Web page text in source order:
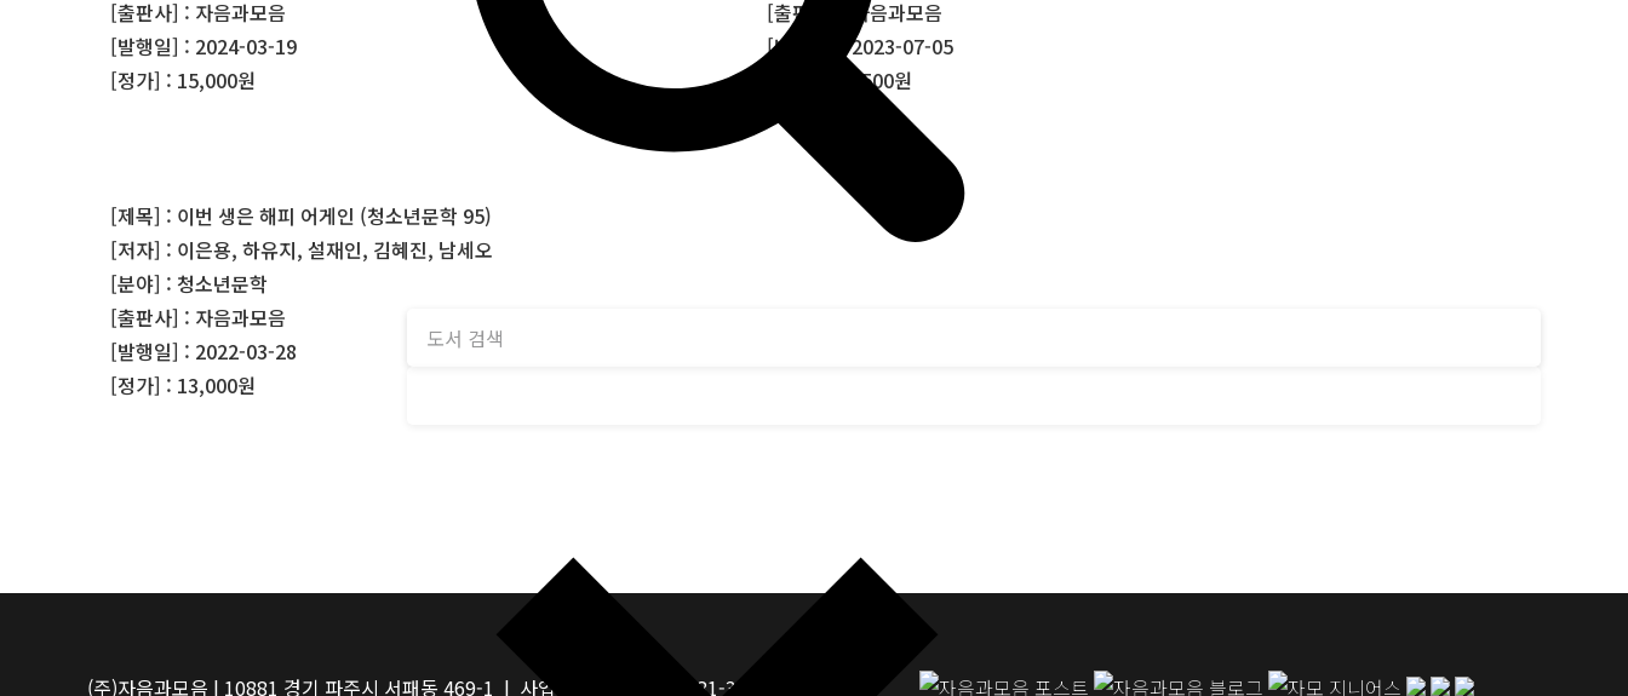
[출판사] : 자음과모음
[발행일] : 2024-03-19
[정가] : 15,000원
[출판사] : 자음과모음
[발행일] : 2023-07-05
[정가] : 14,500원
[제목] : 이번 생은 해피 어게인 (청소년문학 95)
[저자] : 이은용, 하유지, 설재인, 김혜진, 남세오
[분야] : 청소년문학
[출판사] : 자음과모음
[발행일] : 2022-03-28
[정가] : 13,000원
(주)자음과모음 | 10881 경기 파주시 서패동 469-1 | 사업자등록번호: 117-81-33190